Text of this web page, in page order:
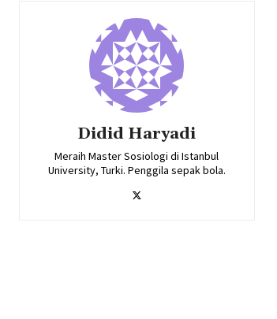
Didid Haryadi
Meraih Master Sosiologi di Istanbul
University, Turki. Penggila sepak bola.